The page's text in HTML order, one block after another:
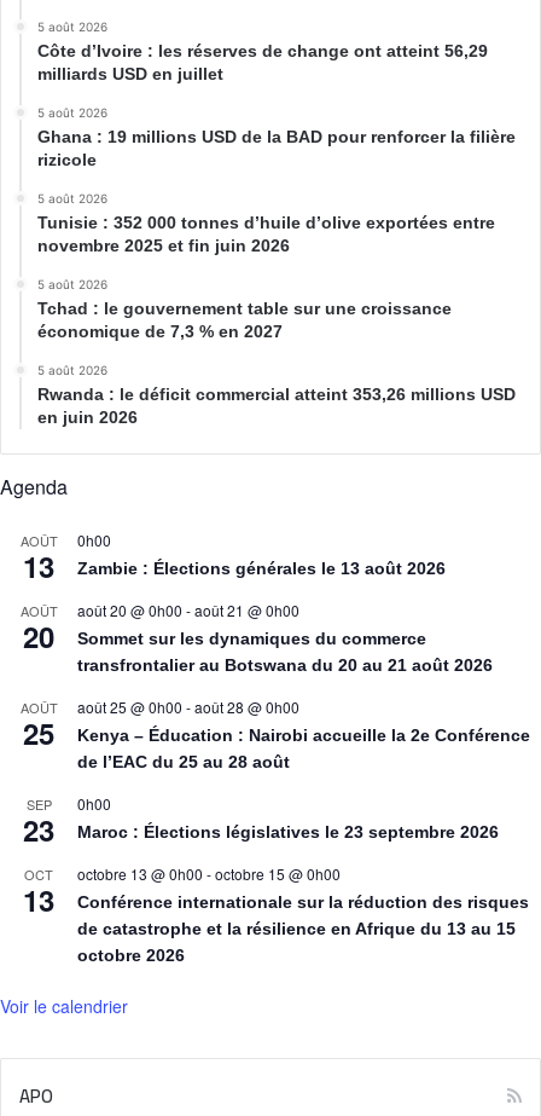
5 août 2026
Côte d’Ivoire : les réserves de change ont atteint 56,29
milliards USD en juillet
5 août 2026
Ghana : 19 millions USD de la BAD pour renforcer la filière
rizicole
5 août 2026
Tunisie : 352 000 tonnes d’huile d’olive exportées entre
novembre 2025 et fin juin 2026
5 août 2026
Tchad : le gouvernement table sur une croissance
économique de 7,3 % en 2027
5 août 2026
Rwanda : le déficit commercial atteint 353,26 millions USD
en juin 2026
Agenda
AOÛT
13
0h00
Zambie : Élections générales le 13 août 2026
AOÛT
20
août 20 @ 0h00 -août 21 @ 0h00
Sommet sur les dynamiques du commerce
transfrontalier au Botswana du 20 au 21 août 2026
AOÛT
25
août 25 @ 0h00 -août 28 @ 0h00
Kenya – Éducation : Nairobi accueille la 2e Conférence
de l’EAC du 25 au 28 août
SEP
23
0h00
Maroc : Élections législatives le 23 septembre 2026
OCT
13
octobre 13 @ 0h00 -octobre 15 @ 0h00
Conférence internationale sur la réduction des risques
de catastrophe et la résilience en Afrique du 13 au 15
octobre 2026
Voir le calendrier
APO